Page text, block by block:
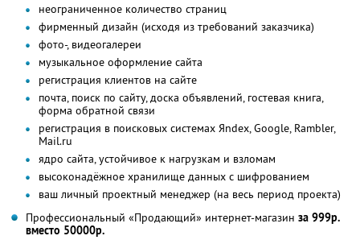
неограниченное количество страниц
фирменный дизайн (исходя из требований заказчика)
фото-, видеогалереи
музыкальное оформление сайта
регистрация клиентов на сайте
почта, поиск по сайту, доска объявлений, гостевая книга,
форма обратной связи
регистрация в поисковых системах Яndex, Google, Rambler,
Mail.ru
ядро сайта, устойчивое к нагрузкам и взломам
высоконадёжное хранилище данных с шифрованием
ваш личный проектный менеджер (на весь период проекта)
Профессиональный «Продающий» интернет-магазин за 999р.
вместо 50000р.